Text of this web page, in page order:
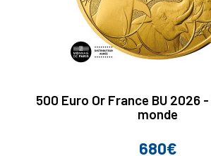
500 Euro Or France BU 2026
monde
Prix
680€